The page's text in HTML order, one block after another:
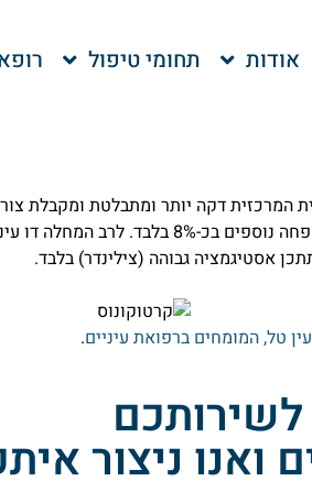
אודות תחומי טיפול
אנשים. קרטוקונוס נמצא בבני משפחה
אסטיגמציה גבוהה (צילינדר) בלבד.
טל, המומחים ברפואת עיניים.
ואנו ניצור